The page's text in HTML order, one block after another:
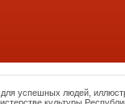
успешных людей,